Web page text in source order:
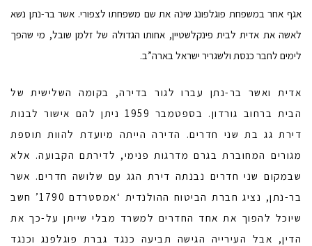
אגף אחר במשפחת פוגלפונג שינה את שם משפחתו לצפורי. אשר בר-נתן נשא
לאשה את אדית לבית פינקלשטיין, אחותו הגדולה של זלמן שובל, מי שהפך
לימים לחבר כנסת ולשגריר ישראל בארה”ב.
אדית ואשר בר-נתן עברו לגור בדירה, בקומה השלישית של
הבית ברחוב גורדון. בספטמבר 1959 ניתן להם אישור לבנות
דירת גג בת שני חדרים. הדירה הייתה מיועדת להוות תוספת
מגורים המחוברת בגרם מדרגות פנימי, לדירתם הקבועה. אלא
שבמקום שני חדרים נבנתה דירת הגג עם שלושה חדרים. אשר
בר-נתן, נציג חברת הביטוח ההולנדית ‘אמסטרדם 1790’ חשב
שיוכל להפוך את אחד החדרים למשרד מבלי שייתן על-כך את
הדין, אבל העירייה הגישה תביעה כנגד גברת פוגלפנג וכנגד